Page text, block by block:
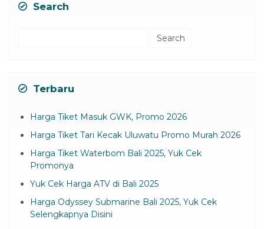
Search
Terbaru
Harga Tiket Masuk GWK, Promo 2026
Harga Tiket Tari Kecak Uluwatu Promo Murah 2026
Harga Tiket Waterbom Bali 2025, Yuk Cek
Promonya
Yuk Cek Harga ATV di Bali 2025
Harga Odyssey Submarine Bali 2025, Yuk Cek
Selengkapnya Disini